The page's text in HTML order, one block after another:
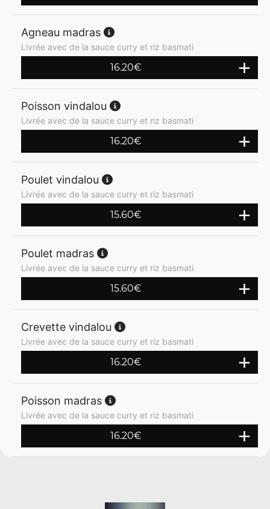
Agneau madras
Livrée avec de la sauce curry et riz basmati
16.20€
Poisson vindalou
Livrée avec de la sauce curry et riz basmati
16.20€
Poulet vindalou
Livrée avec de la sauce curry et riz basmati
15.60€
Poulet madras
Livrée avec de la sauce curry et riz basmati
15.60€
Crevette vindalou
Livrée avec de la sauce curry et riz basmati
16.20€
Poisson madras
Livrée avec de la sauce curry et riz basmati
16.20€